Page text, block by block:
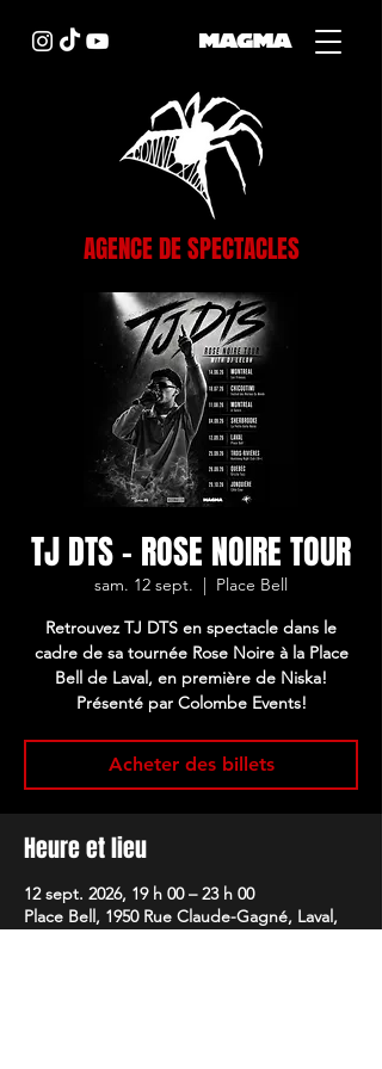
AGENCE DE SPECTACLES
TJ DTS - ROSE NOIRE TOUR
sam. 12 sept.
  |
Place Bell
Retrouvez TJ DTS en spectacle dans le
cadre de sa tournée Rose Noire à la Place
Bell de Laval, en première de Niska!
Présenté par Colombe Events!
Acheter des billets
Heure et lieu
12 sept. 2026, 19 h 00 – 23 h 00
Place Bell, 1950 Rue Claude-Gagné, Laval,